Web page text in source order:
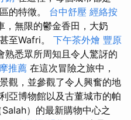
的特徵。 台中舒壓 經絡按
，無限的鬱金香田，大奶
至Wafri。 下午茶外燴 豐原
熟悉眾所周知且令人驚訝的
推薦 在這次冒險之旅中，
觀，並參觀了令人興奮的地
亞博物館以及古董城市的帕
）的最新購物中心之